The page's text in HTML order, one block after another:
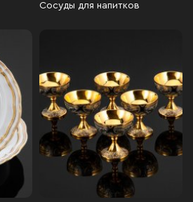
Сосуды для напитков